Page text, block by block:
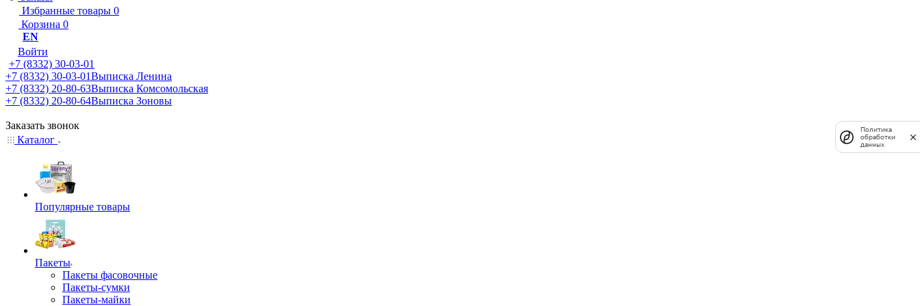
Избранные товары 0
Корзина 0
EN
Войти
+7 (8332) 30-03-01
+7 (8332) 30-03-01Выписка Ленина
+7 (8332) 20-80-63Выписка Комсомольская
+7 (8332) 20-80-64Выписка Зоновы
Заказать звонок
Каталог
Популярные товары
Пакеты
Пакеты фасовочные
Пакеты-сумки
Пакеты-майки
Политика
обработки
данных